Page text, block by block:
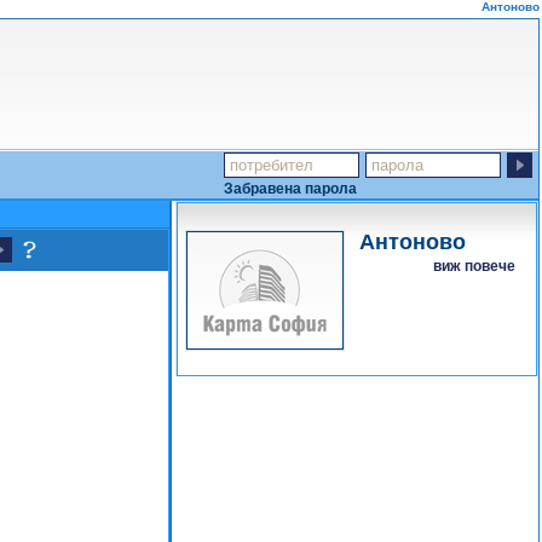
Антоново
Забравена парола
Антоново
виж повече